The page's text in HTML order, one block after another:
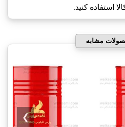
استفاده کنید.
مشابه
❯